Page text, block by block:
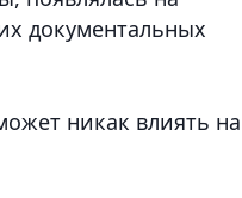
документальных
никак влиять на